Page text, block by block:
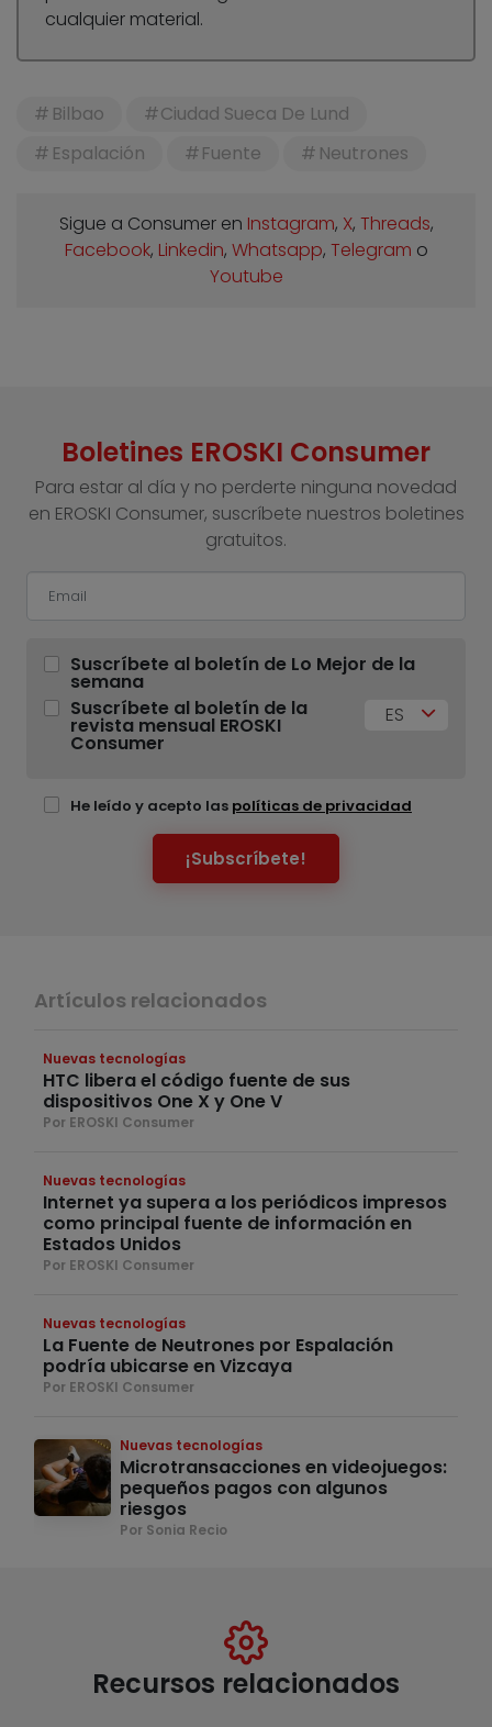
cualquier material.
Bilbao
Ciudad Sueca De Lund
Espalación
Fuente Neutrones
Sigue a Consumer en Instagram, X, Threads,
Facebook, Linkedin, Whatsapp, Telegram o
Youtube
Boletines EROSKI Consumer
Para estar al día y no perderte ninguna novedad
en EROSKI Consumer, suscríbete nuestros boletines
gratuitos.
Suscríbete al boletín de Lo Mejor de la
semana
Suscríbete al boletín de la
revista mensual EROSKI
Consumer
ES
He leído y acepto las políticas de privacidad
¡Subscríbete!
Artículos relacionados
Nuevas tecnologías
HTC libera el código fuente de sus
dispositivos One X y One V
Por EROSKI Consumer
Nuevas tecnologías
Internet ya supera a los periódicos impresos
como principal fuente de información en
Estados Unidos
Por EROSKI Consumer
Nuevas tecnologías
La Fuente de Neutrones por Espalación
podría ubicarse en Vizcaya
Por EROSKI Consumer
Nuevas tecnologías
Microtransacciones en videojuegos:
pequeños pagos con algunos
riesgos
Por Sonia Recio
Recursos relacionados